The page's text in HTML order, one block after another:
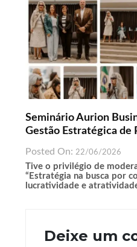
Seminário Aurion
Gestão Estratégica de
Posted On: 22/06/2026
Tive o privilégio de
“Estratégia na busca por
lucratividade e
Deixe um